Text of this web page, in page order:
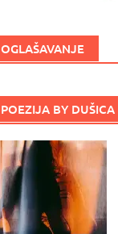
OGLAŠAVANJE
POEZIJA BY DUŠICA